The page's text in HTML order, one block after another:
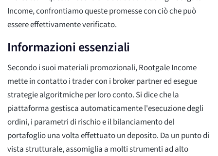
Income, confrontiamo queste promesse con ciò che può
essere effettivamente verificato.
Informazioni essenziali
Secondo i suoi materiali promozionali, Rootgale Income
mette in contatto i trader con i broker partner ed esegue
strategie algoritmiche per loro conto. Si dice che la
piattaforma gestisca automaticamente l'esecuzione degli
ordini, i parametri di rischio e il bilanciamento del
portafoglio una volta effettuato un deposito. Da un punto di
vista strutturale, assomiglia a molti strumenti ad alto